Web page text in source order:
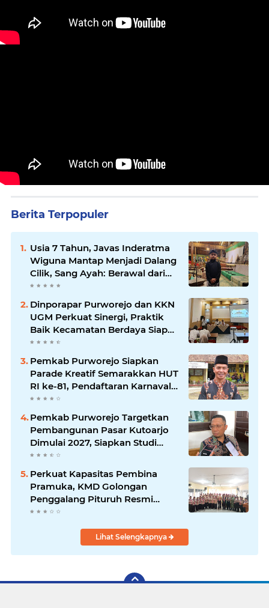
Berita Terpopuler
Usia 7 Tahun, Javas Inderatma
Wiguna Mantap Menjadi Dalang
Cilik, Sang Ayah: Berawal dari
Menonton Wayang di YouTube
Dinporapar Purworejo dan KKN
UGM Perkuat Sinergi, Praktik
Baik Kecamatan Berdaya Siap
Direplikasi
Pemkab Purworejo Siapkan
Parade Kreatif Semarakkan HUT
RI ke-81, Pendaftaran Karnaval
Resmi Dibuka
Pemkab Purworejo Targetkan
Pembangunan Pasar Kutoarjo
Dimulai 2027, Siapkan Studi
Kelayakan hingga DED
Perkuat Kapasitas Pembina
Pramuka, KMD Golongan
Penggalang Pituruh Resmi
Dimulai
Lihat Selengkapnya